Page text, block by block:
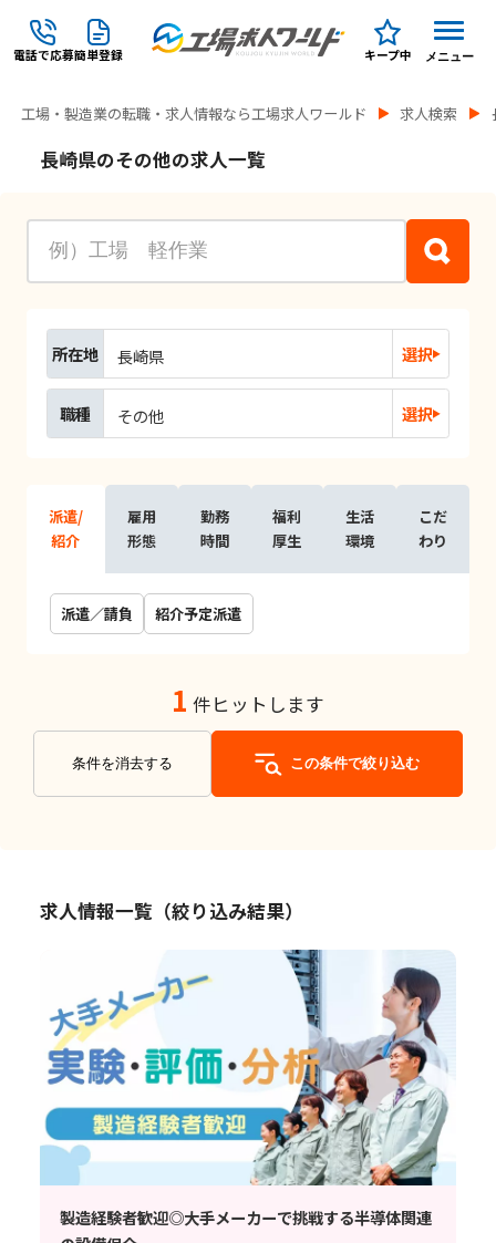
電話で応募簡単登録 キープ中 メニュー
工場・製造業の転職・求人情報なら工場求人ワールド 求人検索
長崎県のその他の求人一覧
所在地 長崎県 選択
職種 その他 選択
派遣/
紹介
雇用
形態
勤務
時間
福利
厚生
生活
環境
こだ
わり
派遣／請負 紹介予定派遣
1 件ヒットします
条件を消去する この条件で絞り込む
求人情報一覧（絞り込み結果）
製造経験者歓迎◎大手メーカーで挑戦する半導体関連